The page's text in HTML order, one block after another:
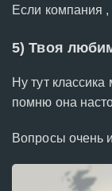
Если компания ,
5) Твоя
Ну тут
помню она
Вопросы очень